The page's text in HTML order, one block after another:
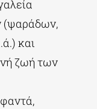
(ψαράδων,
και
ζωή των